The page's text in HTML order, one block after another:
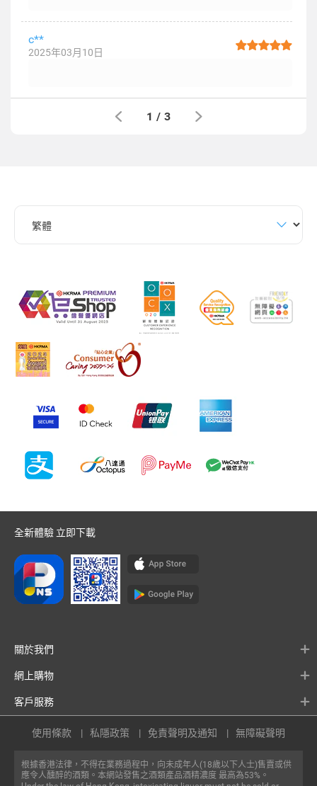
c**
2025年03月10日
1 / 3
全新體驗 立即下載
關於我們
網上購物
客戶服務
根據香港法律，不得在業務過程中，向未成年人(18歲以下人士)售賣或供
應令人醺醉的酒類。本網站發售之酒類產品酒精濃度 最高為53%。
使用條款 私隱政策 免責聲明及通知 無障礙聲明